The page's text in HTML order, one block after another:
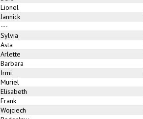
Lionel
Jannick
---
Sylvia
Asta
Arlette
Barbara
Irmi
Muriel
Elisabeth
Frank
Wojciech